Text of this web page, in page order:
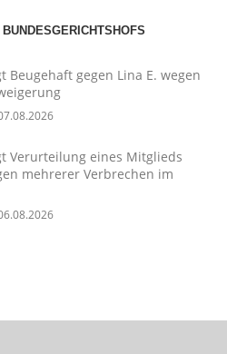
gegen Lina E. wegen
Verurteilung eines Mitglieds
mehrerer Verbrechen im